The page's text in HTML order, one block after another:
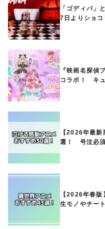
「ゴディバ
7日よりショ
『映画名探偵
コラボ！ キュ
【2026年最
選！ 号泣必
【2026年春
生モノやチー